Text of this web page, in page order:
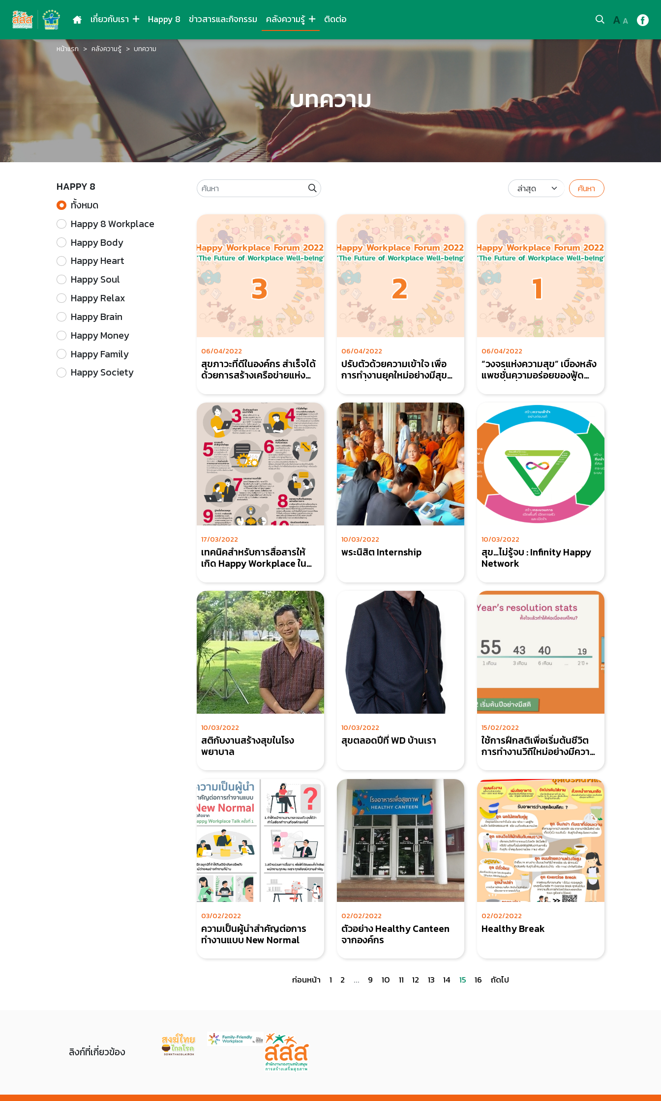
เกี่ยวกับเรา Happy 8 ข่าวสารและกิจกรรม คลังความรู้ ติดต่อ A A
หน้าแรก คลังความรู้ บทความ
บทความ
HAPPY 8
ทั้งหมด
Happy 8 Workplace
Happy Body
Happy Heart
Happy Soul
Happy Relax
Happy Brain
Happy Money
Happy Family
Happy Society
ค้นหา
06/04/2022
สุขภาวะที่ดีในองค์กร สำเร็จได้
ด้วยการสร้างเครือข่ายแห่ง
06/04/2022
ปรับตัวด้วยความเข้าใจ เพื่อ
การทำงานยุคใหม่อย่างมีสุข
06/04/2022
“วงจรแห่งความสุข” เบื้องหลัง
แพชชั่นความอร่อยของฟู้ด
อาหารเป็นสื่อกลาง
17/03/2022
เทคนิคสำหรับการสื่อสารให้
เกิด Happy Workplace ใน
10/03/2022
พระนิสิต Internship
10/03/2022
สุข…ไม่รู้จบ : Infinity Happy
Network
10/03/2022
สติกับงานสร้างสุขในโรง
พยาบาล
10/03/2022
สุขตลอดปีที่ WD บ้านเรา
15/02/2022
ใช้การฝึกสติเพื่อเริ่มต้นชีวิต
การทำงานวิถีใหม่อย่างมีความ
03/02/2022
ความเป็นผู้นำสำคัญต่อการ
ทำงานแบบ New Normal
02/02/2022
ตัวอย่าง Healthy Canteen
จากองค์กร
02/02/2022
Healthy Break
ก่อนหน้า 1 2 ... 9 10 11 12 13 14 15 16 ถัดไป
ลิงก์ที่เกี่ยวข้อง